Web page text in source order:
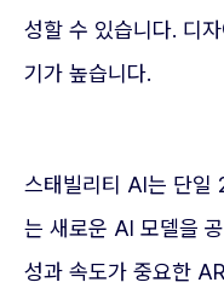
성할 수 있습니다. 디
기가 높습니다.
스태빌리티 AI는 단일
는 새로운 AI 모델을
성과 속도가 중요한